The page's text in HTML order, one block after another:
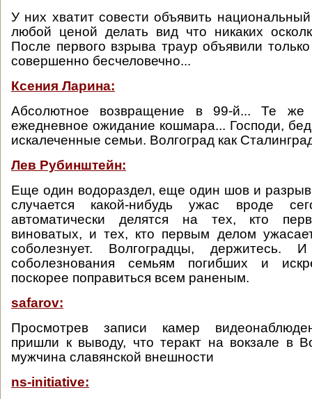
У них хватит совести объявить
любой ценой делать вид что никаких
После первого взрыва траур объявили
совершенно бесчеловечно...
Ксения Ларина:
Абсолютное возвращение в 99-й... Те
ежедневное ожидание кошмара... Господи,
искалеченные семьи. Волгоград как
Лев Рубинштейн:
Еще один водораздел, еще один шов и
случается какой-нибудь ужас вроде
автоматически делятся на тех, кто
виноватых, и тех, кто первым делом
соболезнует. Волгоградцы, держитесь.
соболезнования семьям погибших и
поскорее поправиться всем раненым.
safarov:
Просмотрев записи камер
пришли к выводу, что теракт на вокзале в
мужчина славянской внешности
ns-initiative: